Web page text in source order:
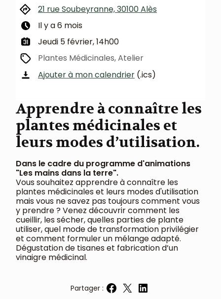
21 rue Soubeyranne, 30100 Alès
Il y a 6 mois
Jeudi 5 février, 14h00
Plantes Médicinales, Atelier
Ajouter à mon calendrier (.ics)
Apprendre à connaître les
plantes médicinales et
leurs modes d’utilisation.
Dans le cadre du programme d'animations
"Les mains dans la terre".
Vous souhaitez apprendre à connaître les
plantes médicinales et leurs modes d'utilisation
mais vous ne savez pas toujours comment vous
y prendre ? Venez découvrir comment les
cueillir, les sécher, quelles parties de plante
utiliser, quel mode de transformation privilégier
et comment formuler un mélange adapté.
Dégustation de tisanes et fabrication d’un
vinaigre médicinal.
Partager :Partager sur Facebook
Partager sur X
Partager sur LinkedIn